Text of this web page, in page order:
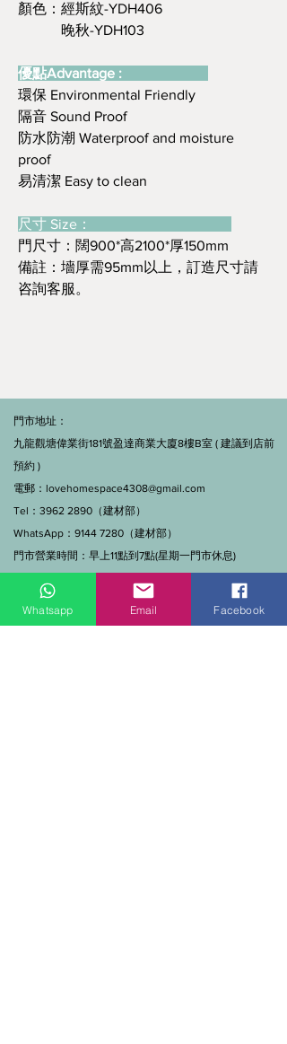
顏色：經斯紋-YDH406
晚秋-YDH103
優點Advantage :
環保 Environmental Friendly
隔音 Sound Proof
防水防潮 Waterproof and moisture
proof
易清潔 Easy to clean
尺寸 Size：
門尺寸：闊900*高2100*厚150mm
備註：墻厚需95mm以上，訂造尺寸請
咨詢客服。
門市地址：
九龍觀塘偉業街181號盈達商業大廈8樓B室 ( 建議到店前
預約 )
電郵： lovehomespace4308@gmail.com
Tel：3962 2890（建材部）
WhatsApp：9144 7280（建材部）
門市營業時間：早上11點到7點(星期一門市休息)
Whatsapp Email Facebook